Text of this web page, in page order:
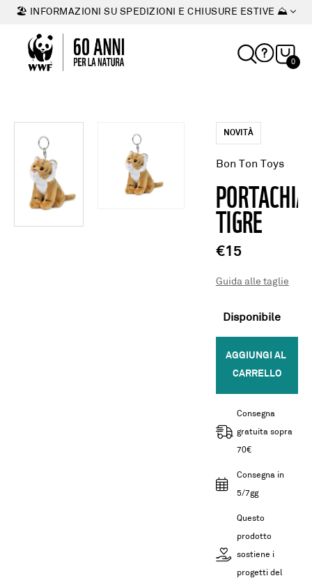
🏖 INFORMAZIONI SU SPEDIZIONI E CHIUSURE ESTIVE ⛰
0
NOVITÀ
Bon Ton Toys
TIGRE
€15
Guida alle taglie
Disponibile
AGGIUNGI AL
CARRELLO
Consegna
gratuita sopra
70€
Consegna in
5/7gg
Questo
prodotto
sostiene i
progetti del